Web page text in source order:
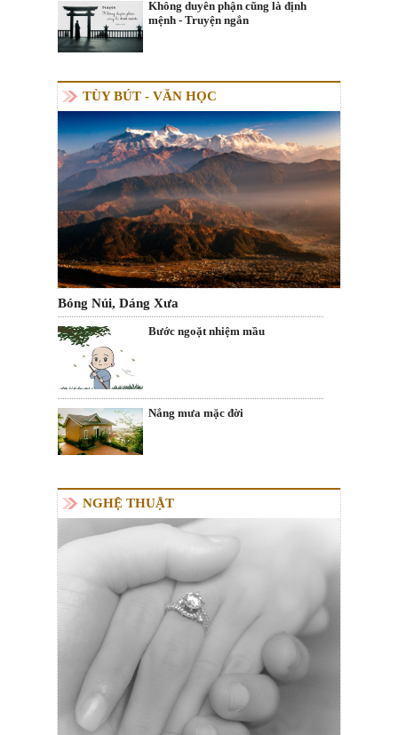
Không duyên phận cũng là định
mệnh - Truyện ngắn
TÙY BÚT - VĂN HỌC
Bóng Núi, Dáng Xưa
Bước ngoặt nhiệm mầu
Nắng mưa mặc đời
NGHỆ THUẬT